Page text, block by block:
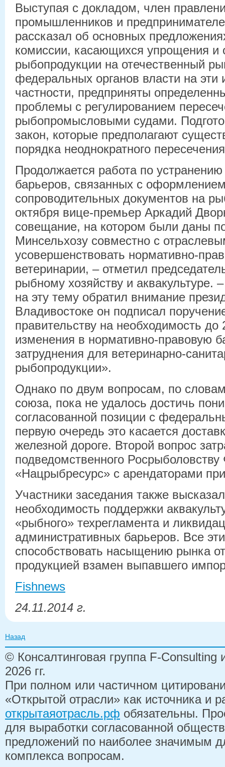
Выступая с докладом, член
промышленников и
рассказал об основных
комиссии, касающихся упрощения и
рыбопродукции на отечественный
федеральных органов власти на эти
частности, предприняты
проблемы с регулированием
рыбопромысловыми судами.
закон, которые предполагают
порядка неоднократного
Продолжается работа по
барьеров, связанных с
сопроводительных документов на
октября вице-премьер Аркадий
совещание, на котором были даны
Минсельхозу совместно с
усовершенствовать нормативно-
ветеринарии, – отметил
рыбному хозяйству и аквакультуре.
на эту тему обратил внимание
Владивостоке он подписал
правительству на необходимость до
изменения в нормативно-правовую
затруднения для ветеринарно-
рыбопродукции».
Однако по двум вопросам, по
союза, пока не удалось достичь
согласованной позиции с
первую очередь это касается
железной дороге. Второй вопрос
подведомственного
«Нацрыбресурс» с арендаторами
Участники заседания также
необходимость поддержки
«рыбного» техрегламента и
административных барьеров. Все
способствовать насыщению рынка
продукцией взамен выпавшего
Fishnews
24.11.2014 г.
Назад
© Консалтинговая группа F-
2026 гг.
При полном или частичном
«Открытой отрасли» как источника и
открытаяотрасль.рф обязательны.
для выработки согласованной
предложений по наиболее значимым
комплекса вопросам.